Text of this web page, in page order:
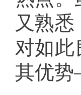
又熟
对如此
其优